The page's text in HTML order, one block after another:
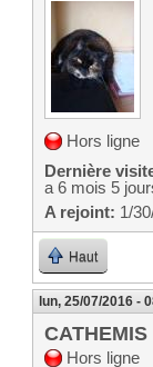
Hors ligne
Dernière
a 6 mois 5
A rejoint: 1/
Haut
lun, 25/07/2016 -
CATHEMIS
Hors ligne